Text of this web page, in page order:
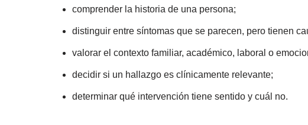
comprender la historia de una persona;
distinguir entre síntomas que se parecen, pero tienen
valorar el contexto familiar, académico, laboral o
decidir si un hallazgo es clínicamente relevante;
determinar qué intervención tiene sentido y cuál no.